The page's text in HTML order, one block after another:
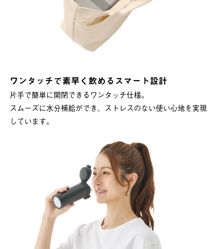
ワンタッチで素早く飲めるスマート設計
片手で簡単に開閉できるワンタッチ仕様。
スムーズに水分補給ができ、ストレスのない使い心地を実現
しています。